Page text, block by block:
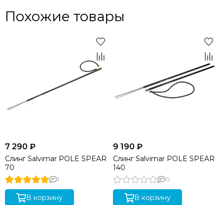
Похожие товары
7 290 ₽
Слинг Salvimar POLE SPEAR
70
1
В корзину
9 190 ₽
Слинг Salvimar POLE SPEAR
140
0
В корзину